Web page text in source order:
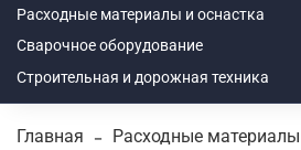
Расходные материалы и оснастка
Сварочное оборудование
Строительная и дорожная техника
Главная
Расходные материалы